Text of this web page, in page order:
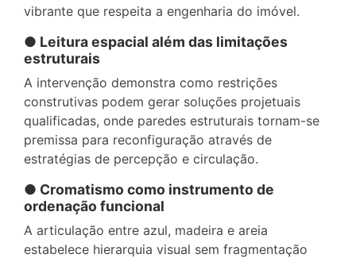
vibrante que respeita a engenharia do imóvel.
● Leitura espacial além das limitações
estruturais
A intervenção demonstra como restrições
construtivas podem gerar soluções projetuais
qualificadas, onde paredes estruturais tornam-se
premissa para reconfiguração através de
estratégias de percepção e circulação.
● Cromatismo como instrumento de
ordenação funcional
A articulação entre azul, madeira e areia
estabelece hierarquia visual sem fragmentação